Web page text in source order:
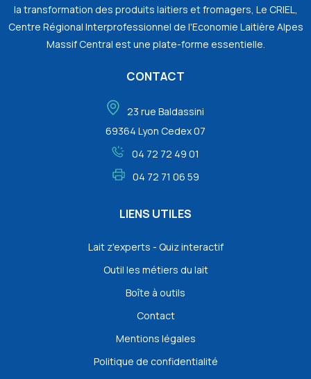
la transformation des produits laitiers et fromagers, Le CRIEL,
Centre Régional Interprofessionnel de l'Economie Laitière Alpes
Massif Central est une plate-forme essentielle.
CONTACT
23 rue Baldassini
69364 Lyon Cedex 07
04 72 72 49 01
04 72 71 06 59
LIENS UTILES
Lait z'experts - Quiz interactif
Outil les métiers du lait
Boîte à outils
Contact
Mentions légales
Politique de confidentialité